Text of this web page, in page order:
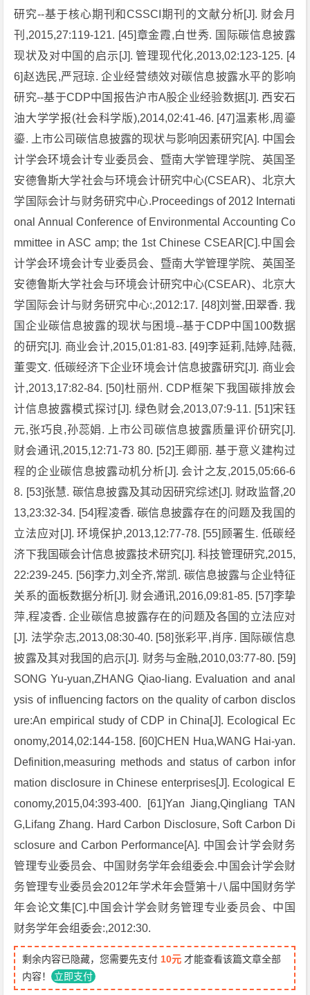
研究--基于核心期刊和CSSCI期刊的文献分析[J]. 财会月
刊,2015,27:119-121. [45]章金霞,白世秀. 国际碳信息披露
现状及对中国的启示[J]. 管理现代化,2013,02:123-125. [4
6]赵选民,严冠琼. 企业经营绩效对碳信息披露水平的影响
研究--基于CDP中国报告沪市A股企业经验数据[J]. 西安石
油大学学报(社会科学版),2014,02:41-46. [47]温素彬,周鎏
鎏. 上市公司碳信息披露的现状与影响因素研究[A]. 中国会
计学会环境会计专业委员会、暨南大学管理学院、英国圣
安德鲁斯大学社会与环境会计研究中心(CSEAR)、北京大
学国际会计与财务研究中心.Proceedings of 2012 Internati
onal Annual Conference of Environmental Accounting Co
mmittee in ASC amp; the 1st Chinese CSEAR[C].中国会
计学会环境会计专业委员会、暨南大学管理学院、英国圣
安德鲁斯大学社会与环境会计研究中心(CSEAR)、北京大
学国际会计与财务研究中心:,2012:17. [48]刘誉,田翠香. 我
国企业碳信息披露的现状与困境--基于CDP中国100数据
的研究[J]. 商业会计,2015,01:81-83. [49]李延莉,陆婷,陆薇,
董雯文. 低碳经济下企业环境会计信息披露研究[J]. 商业会
计,2013,17:82-84. [50]杜丽州. CDP框架下我国碳排放会
计信息披露模式探讨[J]. 绿色财会,2013,07:9-11. [51]宋钰
元,张巧良,孙蕊娟. 上市公司碳信息披露质量评价研究[J].
财会通讯,2015,12:71-73 80. [52]王卿丽. 基于意义建构过
程的企业碳信息披露动机分析[J]. 会计之友,2015,05:66-6
8. [53]张慧. 碳信息披露及其动因研究综述[J]. 财政监督,20
13,23:32-34. [54]程凌香. 碳信息披露存在的问题及我国的
立法应对[J]. 环境保护,2013,12:77-78. [55]顾署生. 低碳经
济下我国碳会计信息披露技术研究[J]. 科技管理研究,2015,
22:239-245. [56]李力,刘全齐,常凯. 碳信息披露与企业特征
关系的面板数据分析[J]. 财会通讯,2016,09:81-85. [57]李挚
萍,程凌香. 企业碳信息披露存在的问题及各国的立法应对
[J]. 法学杂志,2013,08:30-40. [58]张彩平,肖序. 国际碳信息
披露及其对我国的启示[J]. 财务与金融,2010,03:77-80. [59]
SONG Yu-yuan,ZHANG Qiao-liang. Evaluation and anal
ysis of influencing factors on the quality of carbon disclos
ure:An empirical study of CDP in China[J]. Ecological Ec
onomy,2014,02:144-158. [60]CHEN Hua,WANG Hai-yan.
Definition,measuring methods and status of carbon infor
mation disclosure in Chinese enterprises[J]. Ecological E
conomy,2015,04:393-400. [61]Yan Jiang,Qingliang TAN
G,Lifang Zhang. Hard Carbon Disclosure, Soft Carbon Di
sclosure and Carbon Performance[A]. 中国会计学会财务
管理专业委员会、中国财务学年会组委会.中国会计学会财
务管理专业委员会2012年学术年会暨第十八届中国财务学
年会论文集[C].中国会计学会财务管理专业委员会、中国
财务学年会组委会:,2012:30.
剩余内容已隐藏，您需要先支付 10元 才能查看该篇文章全部
内容！ 立即支付